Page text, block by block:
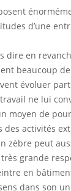
d’une
dire en
beaucoup de
évoluer
ne lui
moyen de
des activités
zèbre peut
grande
en
dans son